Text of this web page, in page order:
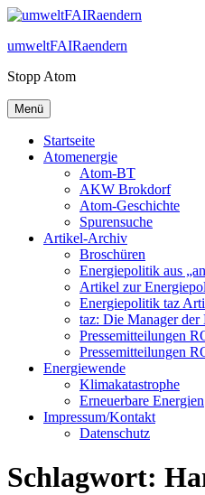
Zum
springen
umweltFAIRaendern
Stopp Atom
Menü
Startseite
Atomenergie
Atom-BT
AKW Brokdorf
Atom-Geschichte
Spurensuche
Artikel-Archiv
Broschüren
Energiepolitik aus
Artikel zur
Energiepolitik taz
taz: Die Manager der
Pressemitteilungen
Pressemitteilungen
Energiewende
Klimakatastrophe
Erneuerbare Energien
Impressum/Kontakt
Datenschutz
Schlagwort: